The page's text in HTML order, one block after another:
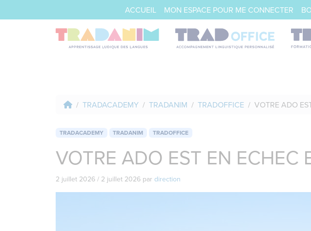
ACCUEIL MON ESPACE POUR ME CONNECTER
TRADACADEMY TRADANIM TRADOFFICE VOTRE ADO
TRADACADEMY TRADANIM TRADOFFICE
VOTRE ADO EST EN ECHEC
2 juillet 2026 / 2 juillet 2026 par direction